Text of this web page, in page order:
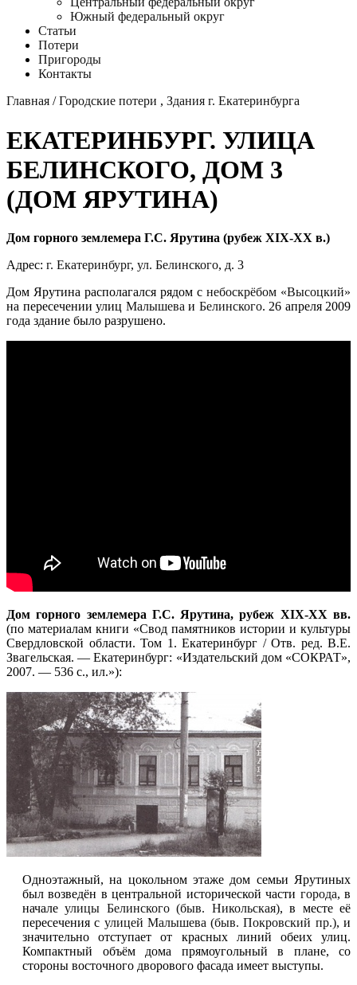
Южный федеральный округ
Статьи
Потери
Пригороды
Контакты
Главная /Городские потери , Здания г. Екатеринбурга
ЕКАТЕРИНБУРГ. УЛИЦА
БЕЛИНСКОГО, ДОМ 3
(ДОМ ЯРУТИНА)
Дом горного землемера Г.С. Ярутина (рубеж XIX-XX в.)
Адрес: г. Екатеринбург, ул. Белинского, д. 3
Дом Ярутина располагался рядом с небоскрёбом «Высоцкий»
на пересечении улиц Малышева и Белинского. 26 апреля 2009
года здание было разрушено.
Дом горного землемера Г.С. Ярутина, рубеж XIX-XX вв.
(по материалам книги «Свод памятников истории и культуры
Свердловской области. Том 1. Екатеринбург / Отв. ред. В.Е.
Звагельская. — Екатеринбург: «Издательский дом «СОКРАТ»,
2007. — 536 с., ил.»):
Одноэтажный, на цокольном этаже дом семьи Ярутиных
был возведён в центральной исторической части города, в
началеулицы Белинского (быв. Никольская), в месте её
пересечения с улицей Малышева (быв. Покровский пр.), и
значительно отступает от красных линий обеих улиц.
Компактный объём дома прямоугольный в плане, со
стороны восточного дворового фасада имеет выступы.